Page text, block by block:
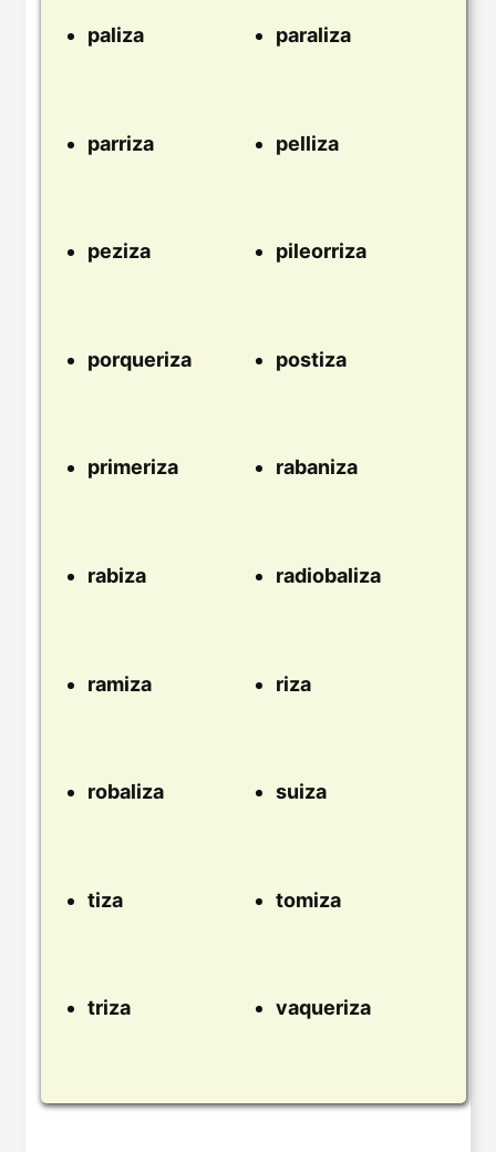
paliza paraliza
parriza pelliza
peziza pileorriza
porqueriza postiza
primeriza rabaniza
rabiza radiobaliza
ramiza riza
robaliza suiza
tiza tomiza
triza vaqueriza